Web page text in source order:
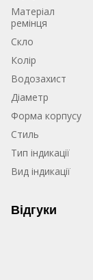
Матеріал
ремінця
Скло
Колір
Водозахист
Діаметр
Форма корпусу
Стиль
Тип індикації
Вид індикації
Відгуки